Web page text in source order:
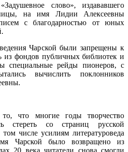
слово», издававшего
на имя Лидии Алексеевны
с благодарностью от юных
Чарской были запрещены к
из фондов публичных библиотек и
специальные рейды пионеров, с
вычислить поклонников
что многие годы творчество
стереть со страниц русской
числе усилиям литературоведа
Чарской было возвращено из
20 века читатели снова смогли